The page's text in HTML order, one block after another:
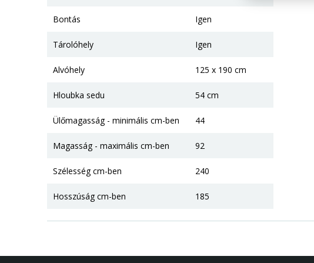
Bontás Igen
Tárolóhely Igen
Alvóhely 125 x 190 cm
Hloubka sedu 54 cm
Ülőmagasság - minimális cm-ben 44
Magasság - maximális cm-ben 92
Szélesség cm-ben 240
Hosszúság cm-ben 185